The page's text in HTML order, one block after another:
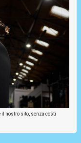
nostro sito, senza costi